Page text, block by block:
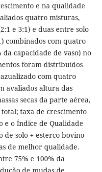
e na qualidade
quatro misturas,
e 3:1) e duas entre solo
combinados com quatro
da capacidade de vaso) no
foram distribuídos
com quatro
avaliados altura das
secas da parte aérea,
taxa de crescimento
e o Índice de Qualidade
de solo + esterco bovino
de melhor qualidade.
75% e 100% da
de mudas de